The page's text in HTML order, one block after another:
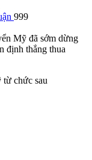
999
Mỹ đã sớm dừng
định thắng thua